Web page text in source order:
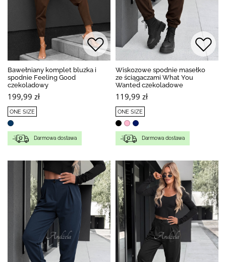
Bawełniany komplet bluzka i
spodnie Feeling Good
czekoladowy
199,99 zł
ONE SIZE
Darmowa dostawa
Wiskozowe spodnie masełko
ze ściągaczami What You
Wanted czekoladowe
119,99 zł
ONE SIZE
Darmowa dostawa